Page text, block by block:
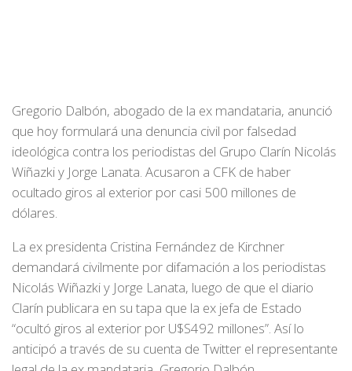
Gregorio Dalbón, abogado de la ex mandataria, anunció
que hoy formulará una denuncia civil por falsedad
ideológica contra los periodistas del Grupo Clarín Nicolás
Wiñazki y Jorge Lanata. Acusaron a CFK de haber
ocultado giros al exterior por casi 500 millones de
dólares.
La ex presidenta Cristina Fernández de Kirchner
demandará civilmente por difamación a los periodistas
Nicolás Wiñazki y Jorge Lanata, luego de que el diario
Clarín publicara en su tapa que la ex jefa de Estado
“ocultó giros al exterior por U$S492 millones”. Así lo
anticipó a través de su cuenta de Twitter el representante